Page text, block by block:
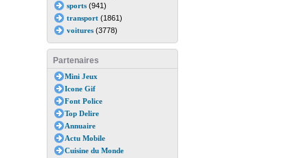
sports(941)
transport(1861)
voitures(3778)
Partenaires
Mini Jeux
Icone Gif
Font Police
Top Delire
Annuaire
Actu Mobile
Cuisine du Monde